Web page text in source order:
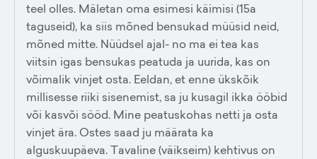
teel olles. Mäletan oma esimesi käimisi (15a
taguseid), ka siis mõned bensukad müüsid neid,
mõned mitte. Nüüdsel ajal- no ma ei tea kas
viitsin igas bensukas peatuda ja uurida, kas on
võimalik vinjet osta. Eeldan, et enne ükskõik
millisesse riiki sisenemist, sa ju kusagil ikka ööbid
või kasvõi sööd. Mine peatuskohas netti ja osta
vinjet ära. Ostes saad ju määrata ka
alguskuupäeva. Tavaline (väikseim) kehtivus on